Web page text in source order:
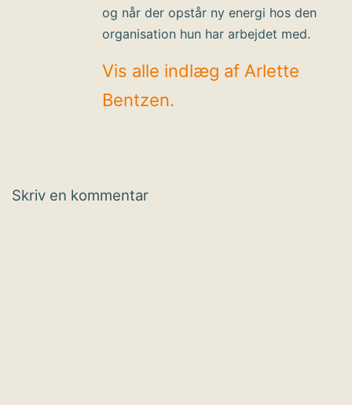
og når der opstår ny energi hos den
organisation hun har arbejdet med.
Vis alle indlæg af Arlette
Bentzen.
Skriv en kommentar